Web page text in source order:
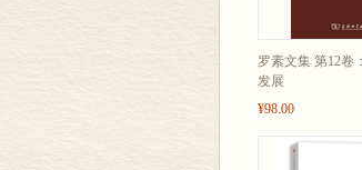
罗素文集 第12卷
发展
¥98.00